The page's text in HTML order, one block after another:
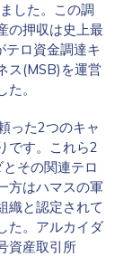
した。この調
の押収は史上最
テロ資金調達キ
ス(MSB)を運営
。
った2つのキャ
です。これら2
その関連テロ
方はハマスの軍
織と認定されて
た。アルカイダ
資産取引所